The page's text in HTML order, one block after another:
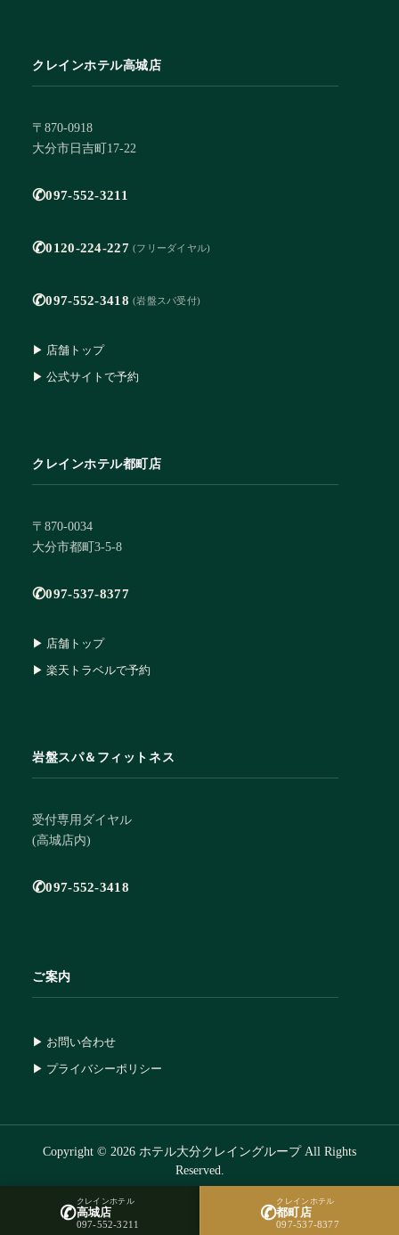
クレインホテル高城店
〒870-0918
大分市日吉町17-22
✆097-552-3211
✆0120-224-227 (フリーダイヤル)
✆097-552-3418 (岩盤スパ受付)
▶ 店舗トップ
▶ 公式サイトで予約
クレインホテル都町店
〒870-0034
大分市都町3-5-8
✆097-537-8377
▶ 店舗トップ
▶ 楽天トラベルで予約
岩盤スパ＆フィットネス
受付専用ダイヤル
(高城店内)
✆097-552-3418
ご案内
▶ お問い合わせ
▶ プライバシーポリシー
Copyright © 2026 ホテル大分クレイングループ All Rights
Reserved.
✆
クレインホテル
高城店
097-552-3211 ✆
クレインホテル
都町店
097-537-8377